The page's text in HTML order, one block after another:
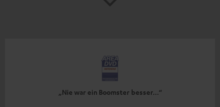
„Nie war ein Boomster besser…“